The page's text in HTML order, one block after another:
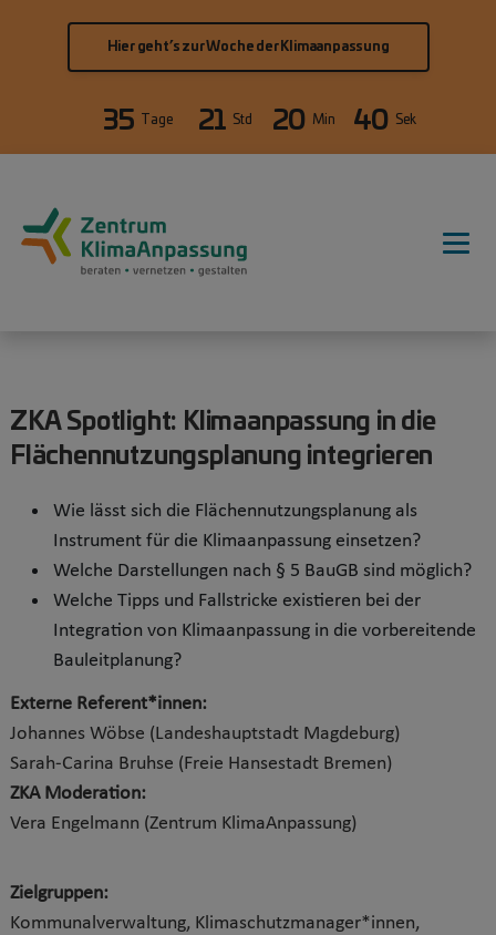
Hier geht’s zur Woche der Klimaanpassung
35 Tage 21 Std 20 Min 40 Sek
ZKA Spotlight: Klimaanpassung in die
Flächennutzungsplanung integrieren
Wie lässt sich die Flächennutzungsplanung als
Instrument für die Klimaanpassung einsetzen?
Welche Darstellungen nach § 5 BauGB sind möglich?
Welche Tipps und Fallstricke existieren bei der
Integration von Klimaanpassung in die vorbereitende
Bauleitplanung?
Externe Referent*innen:
Johannes Wöbse (Landeshauptstadt Magdeburg)
Sarah-Carina Bruhse (Freie Hansestadt Bremen)
ZKA Moderation:
Vera Engelmann (Zentrum KlimaAnpassung)
Zielgruppen:
Kommunalverwaltung, Klimaschutzmanager*innen,